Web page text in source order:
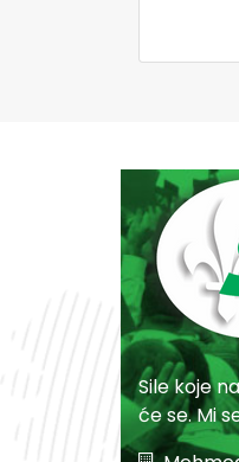
Sile koje
će se. Mi